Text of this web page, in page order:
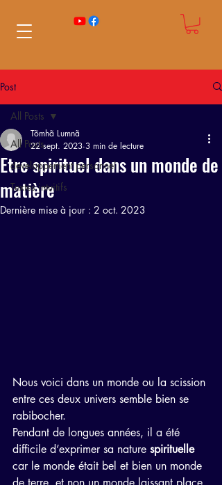
Post
All Posts
developpement personnel
Textes intuitifs
All Posts
Etre spirituel dans un monde de
matière
Tõmhã Lumnã
22 sept. 2023 3 min de lecture
Dernière mise à jour : 2 oct. 2023
Nous voici dans un monde ou la scission
entre ces deux univers semble bien se
rabibocher.
Pendant de longues années, il a été
difficile d’exprimer sa nature spirituelle
car le monde était bel et bien un monde